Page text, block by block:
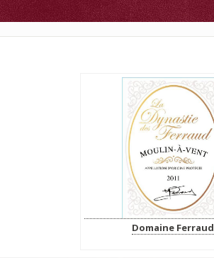
Domaine Ferraud